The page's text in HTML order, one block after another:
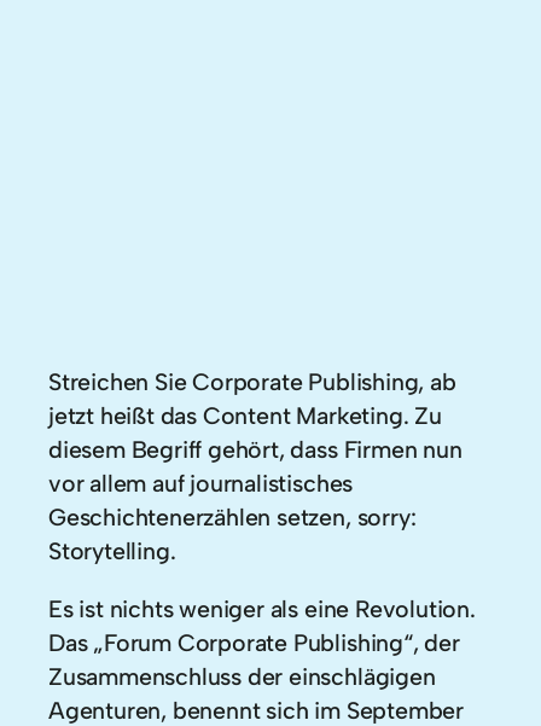
Streichen Sie Corporate Publishing, ab
jetzt heißt das Content Marketing. Zu
diesem Begriff gehört, dass Firmen nun
vor allem auf journalistisches
Geschichtenerzählen setzen, sorry:
Storytelling.
Es ist nichts weniger als eine Revolution.
Das „Forum Corporate Publishing“, der
Zusammenschluss der einschlägigen
Agenturen, benennt sich im September